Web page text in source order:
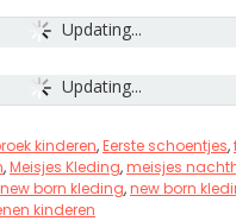
Updating...
Updating...
kinderen,Eerste schoentjes,
,Meisjes Kleding,meisjes
new born kleding,new born
kinderen